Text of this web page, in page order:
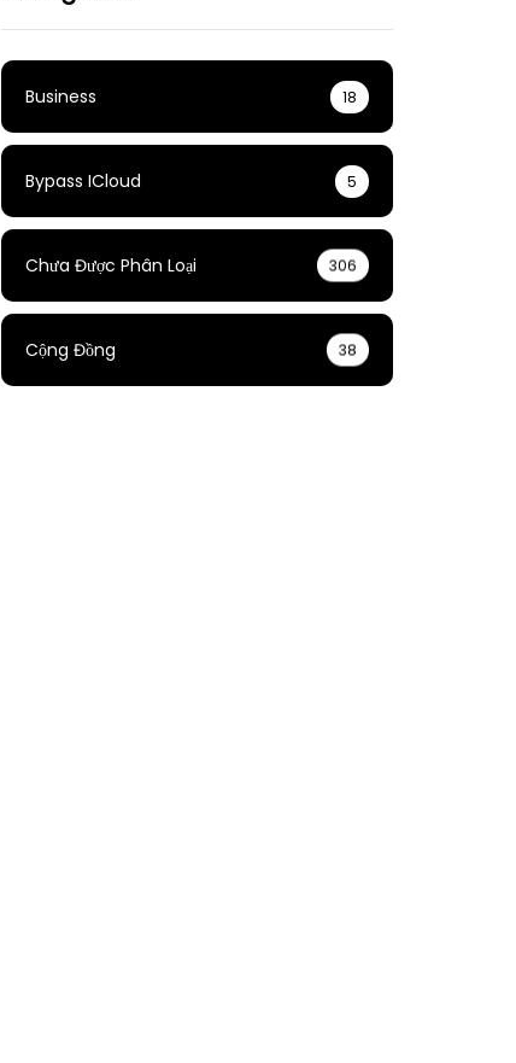
Business 18
Bypass ICloud 5
Chưa Được Phân Loại 306
Cộng Đồng 38